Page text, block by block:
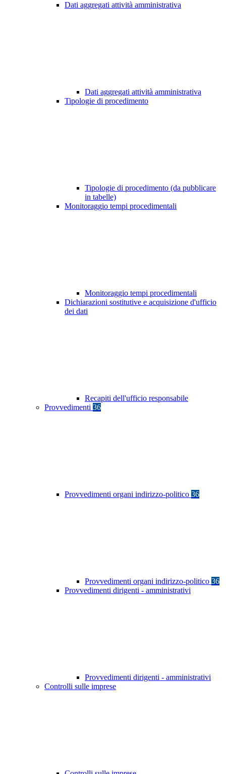
Dati aggregati attività amministrativa
Dati aggregati attività amministrativa
Tipologie di procedimento
Tipologie di procedimento (da pubblicare
in tabelle)
Monitoraggio tempi procedimentali
Monitoraggio tempi procedimentali
Dichiarazioni sostitutive e acquisizione d'ufficio
dei dati
Recapiti dell'ufficio responsabile
Provvedimenti 36
Provvedimenti organi indirizzo-politico 36
Provvedimenti organi indirizzo-politico 36
Provvedimenti dirigenti - amministrativi
Provvedimenti dirigenti - amministrativi
Controlli sulle imprese